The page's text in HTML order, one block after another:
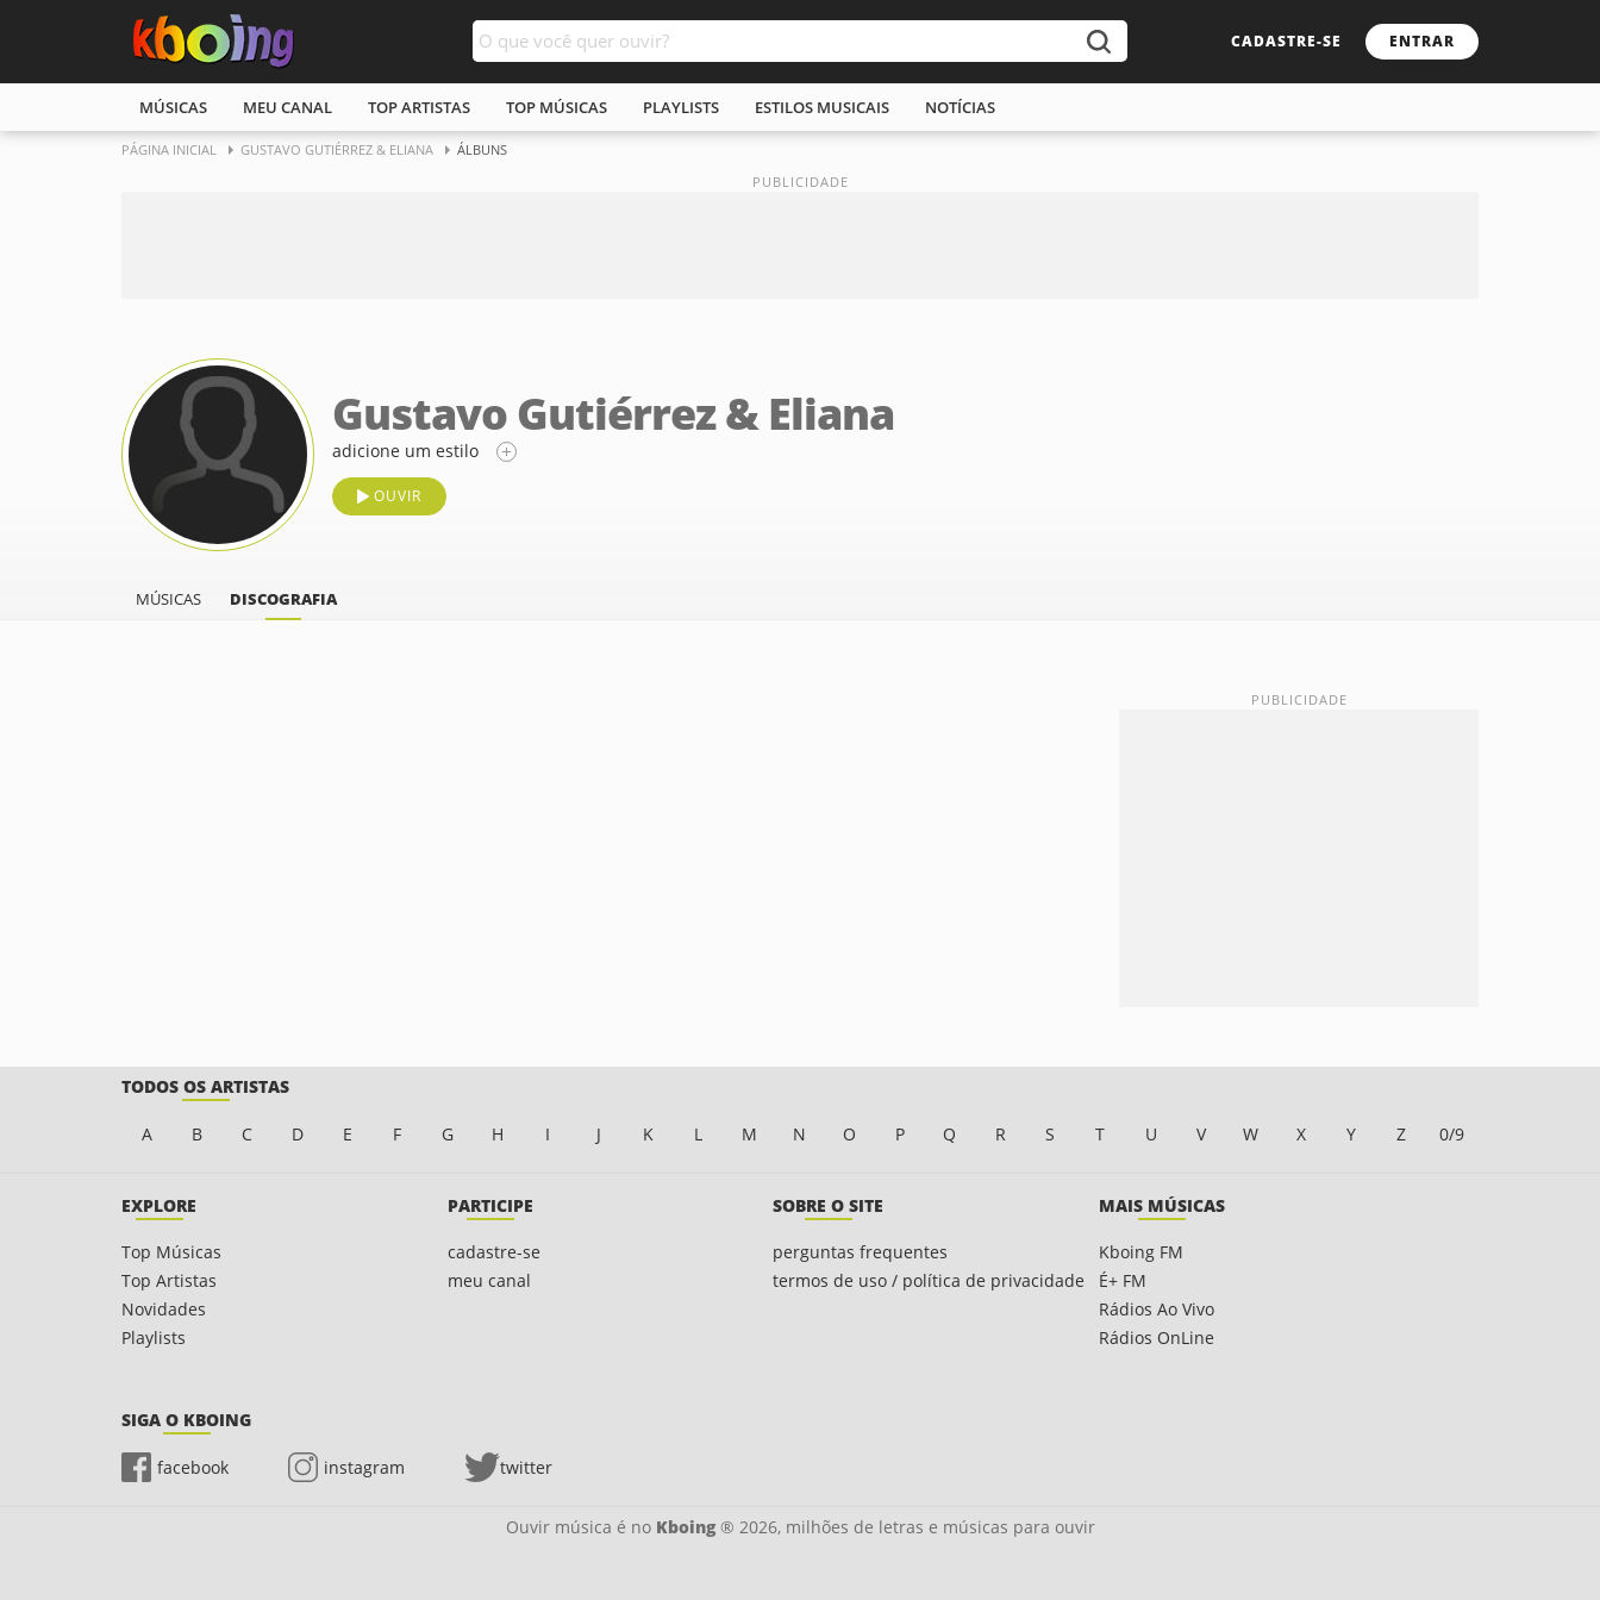
CADASTRE-SE ENTRAR
MÚSICAS MEU CANAL TOP ARTISTAS TOP MÚSICAS PLAYLISTS ESTILOS MUSICAIS NOTÍCIAS
PÁGINA INICIAL GUSTAVO GUTIÉRREZ & ELIANA ÁLBUNS
Gustavo Gutiérrez & Eliana
adicione um estilo
OUVIR
MÚSICAS DISCOGRAFIA
TODOS OS ARTISTAS
A B C D E F G H I J K L M N O P Q R S T U V W X Y Z 0/9
EXPLORE
Top Músicas
Top Artistas
Novidades
Playlists
PARTICIPE
cadastre-se
meu canal
SOBRE O SITE
perguntas frequentes
termos de uso / política de privacidade
MAIS MÚSICAS
Kboing FM
É+ FM
Rádios Ao Vivo
Rádios OnLine
SIGA O KBOING
facebook instagram twitter
Ouvir música é no Kboing® 2026, milhões de letras e músicas para ouvir